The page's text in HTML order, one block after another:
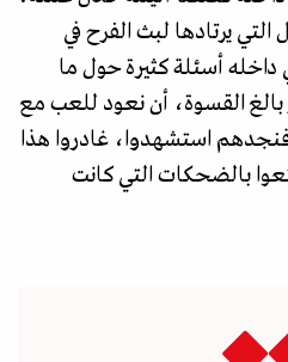
يرتادها لبث الفرح في
أسئلة كثيرة حول ما
القسوة، أن نعود للعب مع
استشهدوا، غادروا هذا
بالضحكات التي كانت